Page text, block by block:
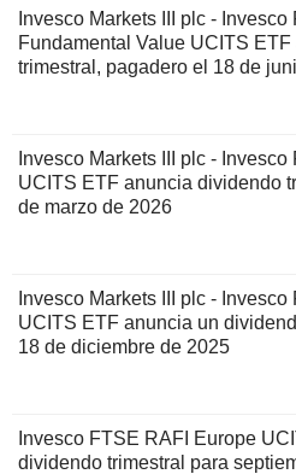
Invesco Markets III plc -
Fundamental Value UCITS
trimestral, pagadero el 18 de
Invesco Markets III plc -
UCITS ETF anuncia dividendo
de marzo de 2026
Invesco Markets III plc -
UCITS ETF anuncia un
18 de diciembre de 2025
Invesco FTSE RAFI Europe
dividendo trimestral para